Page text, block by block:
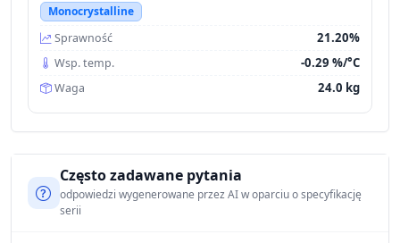
Monocrystalline
Sprawność
21.20%
Wsp. temp. -0.29 %/°C
Waga 24.0 kg
Często zadawane pytania
odpowiedzi wygenerowane przez AI w oparciu o specyfikację
serii